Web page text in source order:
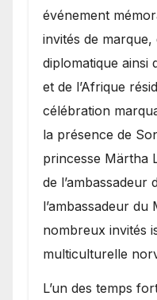
événement
invités de
diplomatique ainsi
et de l’Afrique
célébration
la présence de
princesse Märtha
de l’ambassadeur
l’ambassadeur
nombreux invités
multiculturelle
​L’un des temps